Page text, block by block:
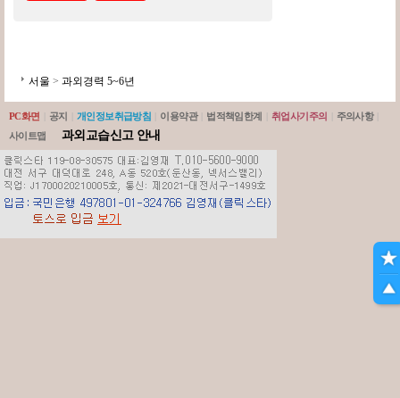
서울 > 과외경력 5~6년
PC화면 공지 개인정보취급방침 이용약관 법적책임한계 취업사기주의 주의사항
사이트맵
과외교습신고 안내